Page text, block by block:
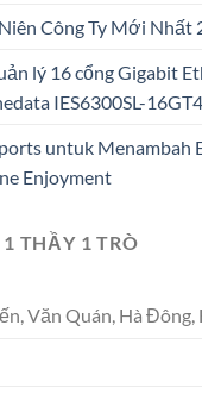
Công Ty Mới Nhất
lý 16 cổng Gigabit
IES6300SL-
untuk Menambah
Enjoyment
THẦY 1 TRÒ
Văn Quán, Hà Đông,